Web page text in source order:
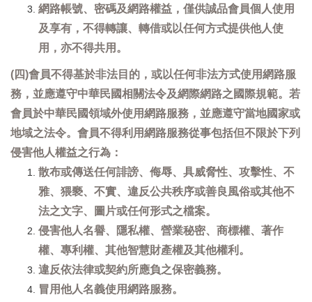
網路帳號、密碼及網路權益，僅供誠品會員個人使用
及享有，不得轉讓、轉借或以任何方式提供他人使
用，亦不得共用。
(四)會員不得基於非法目的，或以任何非法方式使用網路服
務，並應遵守中華民國相關法令及網際網路之國際規範。若
會員於中華民國領域外使用網路服務，並應遵守當地國家或
地域之法令。會員不得利用網路服務從事包括但不限於下列
侵害他人權益之行為：
散布或傳送任何誹謗、侮辱、具威脅性、攻擊性、不
雅、猥褻、不實、違反公共秩序或善良風俗或其他不
法之文字、圖片或任何形式之檔案。
侵害他人名譽、隱私權、營業秘密、商標權、著作
權、專利權、其他智慧財產權及其他權利。
違反依法律或契約所應負之保密義務。
冒用他人名義使用網路服務。